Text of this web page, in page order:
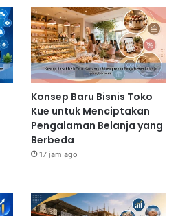
Konsep Baru Bisnis Toko
Kue untuk Menciptakan
Pengalaman Belanja yang
Berbeda
17 jam ago